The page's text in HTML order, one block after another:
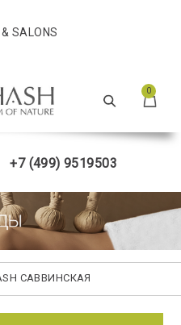
SALONS
0
+7 (499) 9519503
САВВИНСКАЯ